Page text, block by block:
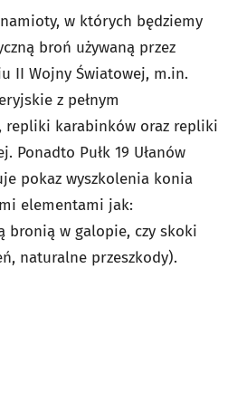
w których będziemy
broń używaną przez
II Wojny Światowej, m.in.
z pełnym
repliki karabinków oraz repliki
Ponadto Pułk 19 Ułanów
pokaz wyszkolenia konia
elementami jak:
bronią w galopie, czy skoki
naturalne przeszkody).